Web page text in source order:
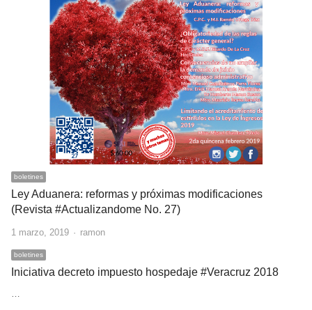
boletines
Ley Aduanera: reformas y próximas modificaciones
(Revista #Actualizandome No. 27)
1 marzo, 2019 Author
ramon
boletines
Iniciativa decreto impuesto hospedaje #Veracruz 2018